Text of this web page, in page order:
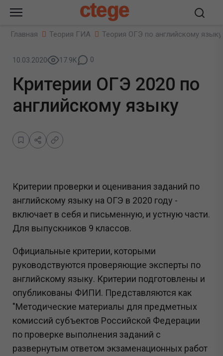
ctege
Главная Теория ГИА Теория ОГЭ по английскому языку
10.03.2020 17.9K 0
Критерии ОГЭ 2020 по
английскому языку
Критерии проверки и оценивания заданий по
английскому языку на ОГЭ в 2020 году -
включает в себя и письменную, и устную части.
Для выпускников 9 классов.
Официальные критерии, которыми
руководствуются проверяющие эксперты по
английскому языку. Критерии подготовлены и
опубликованы ФИПИ. Представляются как
"Методические материалы для предметных
комиссий субъектов Российской Федерации
по проверке выполнения заданий с
развернутым ответом экзаменационных работ